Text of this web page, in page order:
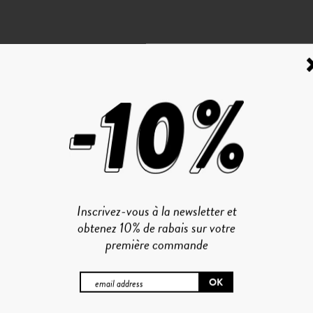
Inscrivez-vous à la newsletter et
obtenez 10% de rabais sur votre
première commande